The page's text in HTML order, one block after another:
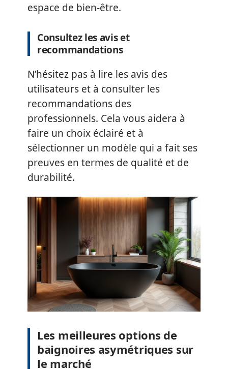
espace de bien-être.
Consultez les avis et
recommandations
N’hésitez pas à lire les avis des
utilisateurs et à consulter les
recommandations des
professionnels. Cela vous aidera à
faire un choix éclairé et à
sélectionner un modèle qui a fait ses
preuves en termes de qualité et de
durabilité.
Les meilleures options de
baignoires asymétriques sur
le marché